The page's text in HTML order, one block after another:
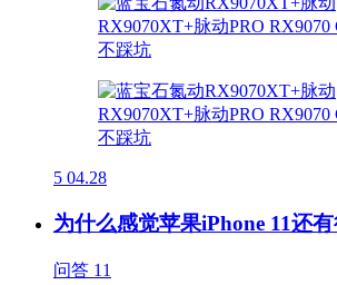
5 04.28
为什么感觉苹果iPhone 11还
问答 11